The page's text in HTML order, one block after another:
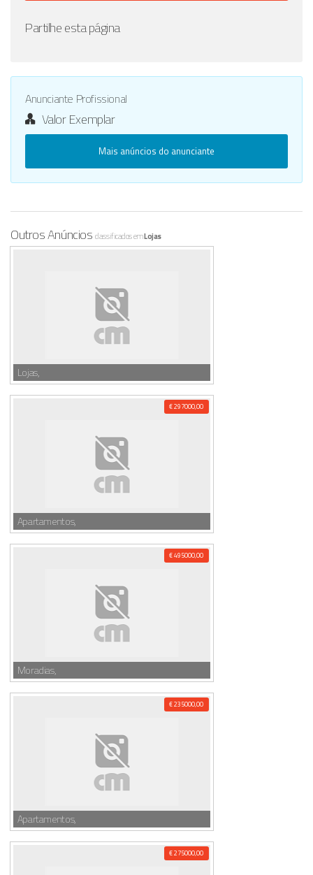
Partilhe esta página
Anunciante Profissional
Valor Exemplar
Mais anúncios do anunciante
Outros Anúncios classificados emLojas
Lojas,
€ 297000,00
Apartamentos,
€ 495000,00
Moradias,
€ 235000,00
Apartamentos,
€ 275000,00